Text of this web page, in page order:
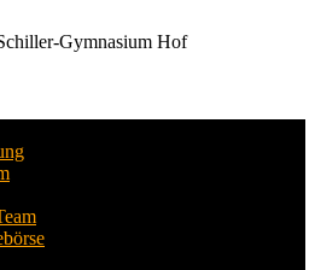
Gymnasium Hof